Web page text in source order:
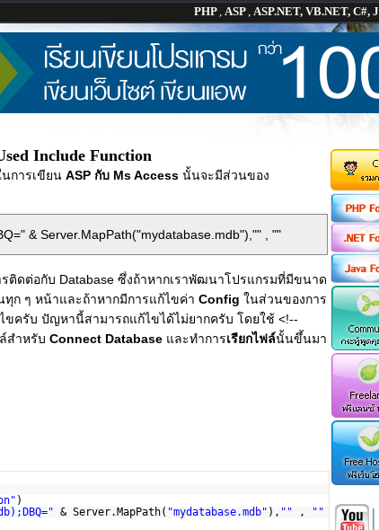
PHP, ASP, ASP.NET, VB.NET, C#,
Include Function
นการเขียน ASP กับ Ms Access นั้นจะมีส่วนของ
& Server.MapPath("mydatabase.mdb"),"" , ""
ติดต่อกับ Database ซึ่งถ้าหากเราพัฒนาโปรแกรมที่มีขนาด
ก ๆ หน้าและถ้าหากมีการแก้ไขค่า Config ในส่วนของการ
ขครับ ปัญหานี้สามารถแก้ไขได้ไม่ยากครับ โดยใช้ <!--
สำหรับ Connect Database และทำการเรียกไฟล์นั้นขึ้นมา
)
& Server.MapPath( "mydatabase.mdb" ), "" ,
""